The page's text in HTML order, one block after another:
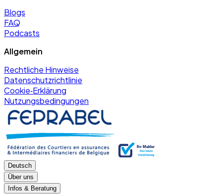
Blogs
FAQ
Podcasts
Allgemein
Rechtliche Hinweise
Datenschutzrichtlinie
Cookie‑Erklärung
Nutzungsbedingungen
Deutsch
Über uns
Infos & Beratung